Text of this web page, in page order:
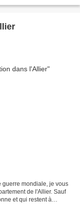
guerre mondiale, je vous
de l'Allier. Sauf
et qui restent à